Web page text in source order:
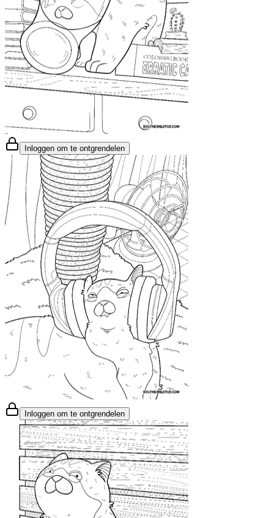
Inloggen om te ontgrendelen
Inloggen om te ontgrendelen